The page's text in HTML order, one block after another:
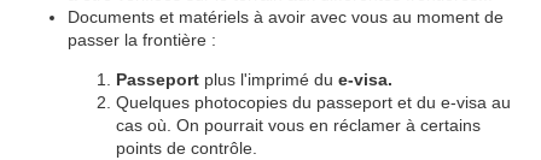
Documents et matériels à avoir avec vous au moment de
passer la frontière :
Passeport plus l'imprimé du e-visa.
Quelques photocopies du passeport et du e-visa au
cas où. On pourrait vous en réclamer à certains
points de contrôle.